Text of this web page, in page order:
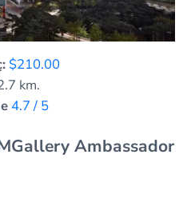
$210.00
km.
4.7 / 5
Ambassador